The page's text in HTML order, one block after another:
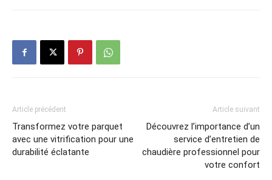
Article précédent
Transformez votre parquet
avec une vitrification pour une
durabilité éclatante
Article suivant
Découvrez l’importance d’un
service d’entretien de
chaudière professionnel pour
votre confort